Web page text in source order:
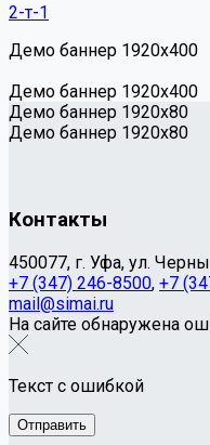
2-т-1
Демо баннер 1920х400
Демо баннер 1920х400
Демо баннер 1920x80
Демо баннер 1920x80
Контакты
450077, г. Уфа, ул.
+7 (347) 246-8500, +7
mail@simai.ru
На сайте обнаружена
Текст с ошибкой